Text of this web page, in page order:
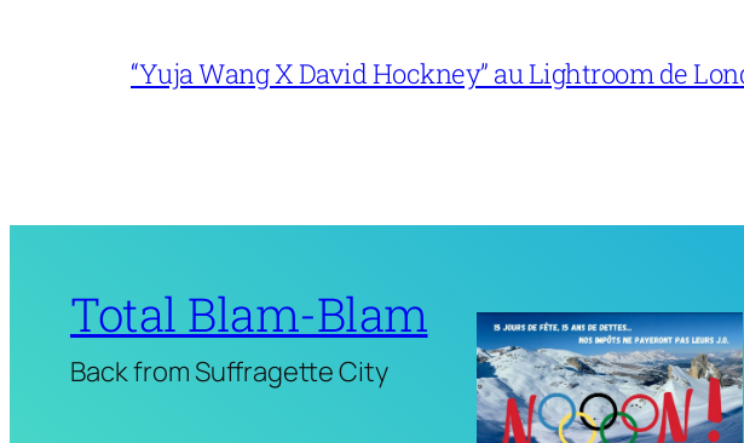
“Yuja Wang X David Hockney” au Lightroom de
Total Blam-Blam
Back from Suffragette City